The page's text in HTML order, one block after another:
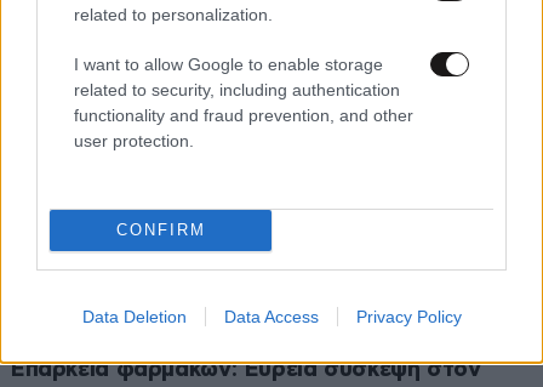
related to personalization.
I want to allow Google to enable storage
related to security, including authentication
functionality and fraud prevention, and other
user protection.
CONFIRM
Data Deletion Data Access Privacy Policy
Επάρκεια φαρμάκων: Ευρεία σύσκεψη στον